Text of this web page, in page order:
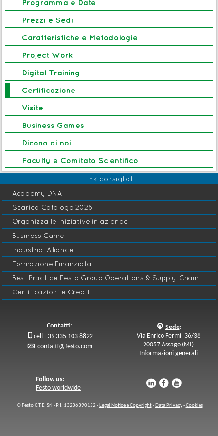
Avvio: 09 Feb 2027
B Master
Adaptive Operations Management
Edizione in corso
k Project Management
T
Management
Programma e Date
Prezzi e Sedi
Caratteristiche e Metodologie
Project Work
Digital Training
Certificazione
Visite
Business Games
Dicono di noi
Faculty e Comitato Scientifico
Link consigliati
Academy DNA
Scarica Catalogo 2026
Organizza le iniziative in azienda
Business Game
Industrial Alliance
Formazione Finanziata
Best Practice Festo Group Operations & Supply-Chain
Certificazioni e Crediti
Contatti:
 cell +39 335 103 8822
p contatti@festo.com
q Sede:
Via Enrico Fermi, 36/38
20057 Assago (MI)
Informazioni generali
Follow us: u s v
Festo worldwide
© Festo C.T.E. Srl - P.I. 13236390152 - Legal Notice e Copyright- Data Privacy-Cookies